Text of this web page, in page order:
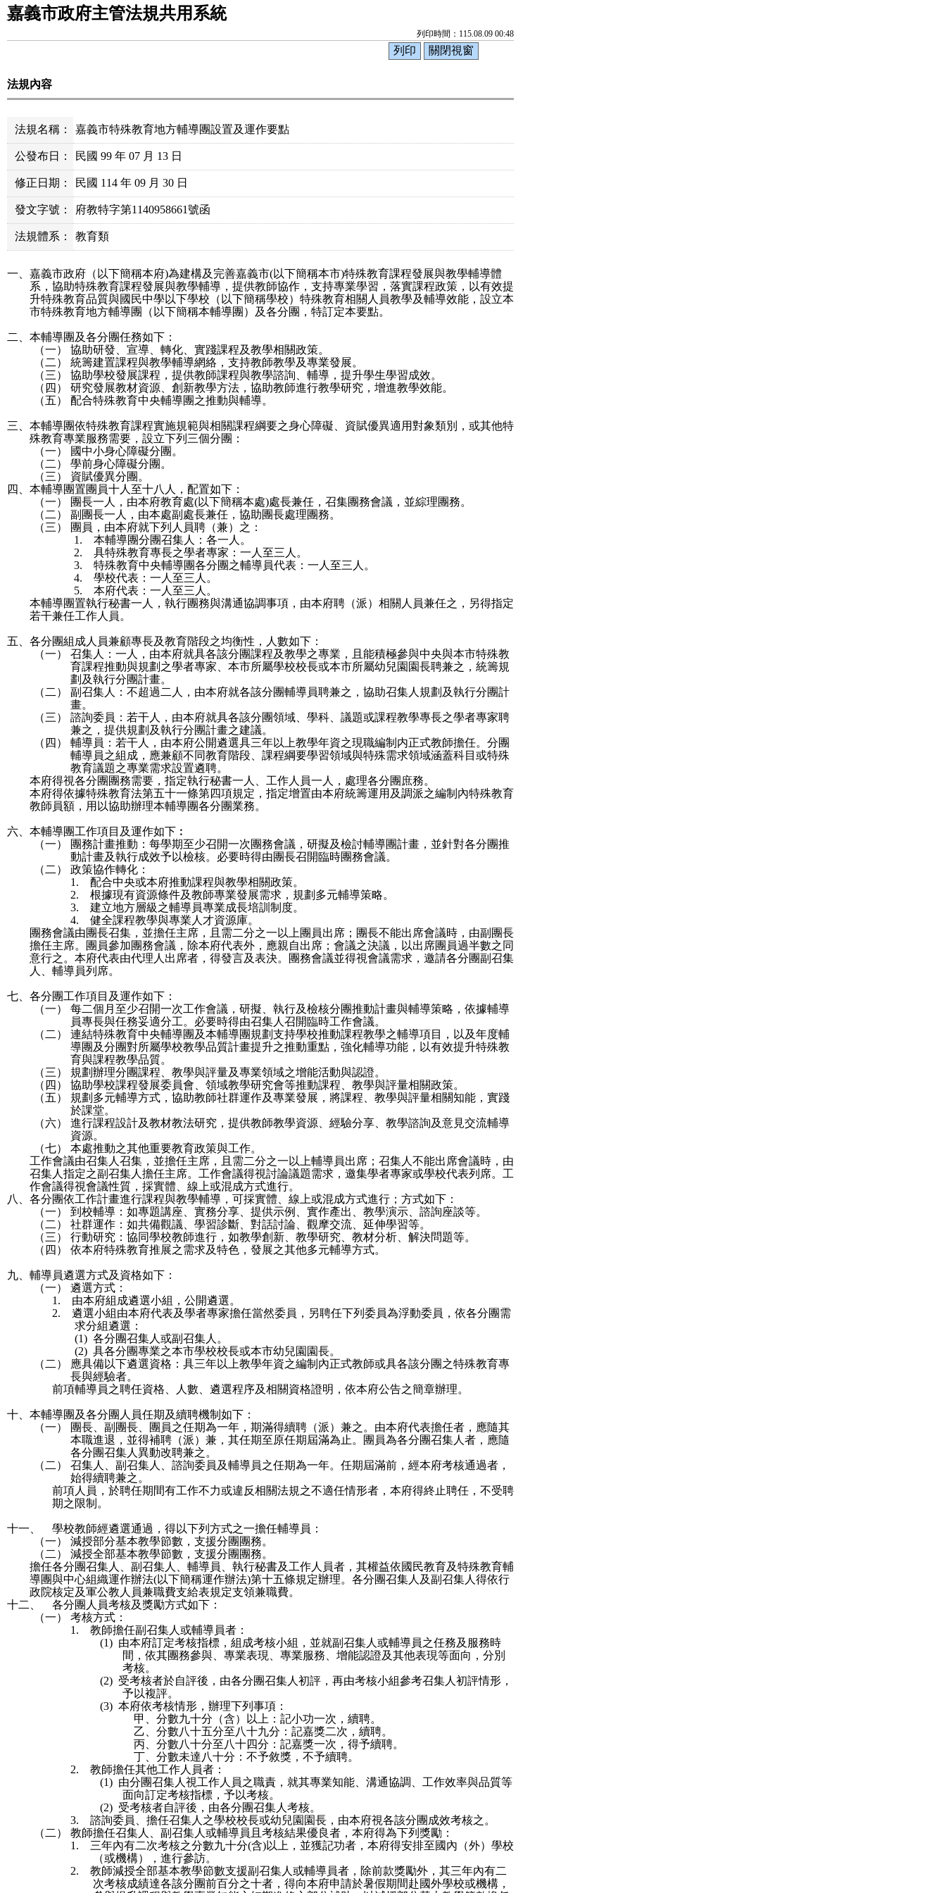
嘉義市政府主管法規共用系統
列印時間：115.08.09 00:48
法規內容
法規名稱： 嘉義市特殊教育地方輔導團設置及運作要點
公發布日： 民國 99 年 07 月 13 日
修正日期： 民國 114 年 09 月 30 日
發文字號： 府教特字第1140958661號函
法規體系： 教育類
一、 嘉義市政府（以下簡稱本府)為建構及完善嘉義市(以下簡稱本市)特殊教育課程發展與教學輔導體
系，協助特殊教育課程發展與教學輔導，提供教師協作，支持專業學習，落實課程政策，以有效提
升特殊教育品質與國民中學以下學校（以下簡稱學校）特殊教育相關人員教學及輔導效能，設立本
市特殊教育地方輔導團（以下簡稱本輔導團）及各分團，特訂定本要點。
二、 本輔導團及各分團任務如下：
（一） 協助研發、宣導、轉化、實踐課程及教學相關政策。
（二） 統籌建置課程與教學輔導網絡，支持教師教學及專業發展。
（三） 協助學校發展課程，提供教師課程與教學諮詢、輔導，提升學生學習成效。
（四） 研究發展教材資源、創新教學方法，協助教師進行教學研究，增進教學效能。
（五） 配合特殊教育中央輔導團之推動與輔導。
三、 本輔導團依特殊教育課程實施規範與相關課程綱要之身心障礙、資賦優異適用對象類別，或其他特
殊教育專業服務需要，設立下列三個分團：
（一）
國中小身心障礙分團。
（二） 學前身心障礙分團。
（三） 資賦優異分團。
四、 本輔導團置團員十人至十八人，配置如下：
（一）
團長一人，由本府教育處(以下簡稱本處)處長兼任，召集團務會議，並綜理團務。
（二） 副團長一人，由本處副處長兼任，協助團長處理團務。
（三）
團員，由本府就下列人員聘（兼）之：
1.
本輔導團分團召集人：各一人。
2.
具特殊教育專長之學者專家：一人至三人。
3.
特殊教育中央輔導團各分團之輔導員代表：一人至三人。
4.
學校代表：一人至三人。
5.
本府代表：一人至三人。
本輔導團置執行秘書一人，執行團務與溝通協調事項，由本府聘（派）相關人員兼任之，另得指定
若干兼任工作人員。
五、 各分團組成人員兼顧專長及教育階段之均衡性，人數如下：
（一） 召集人：一人，由本府就具各該分團課程及教學之專業，且能積極參與中央與本市特殊教
育課程推動與規劃之學者專家、本市所屬學校校長或本市所屬幼兒園園長聘兼之，統籌規
劃及執行分團計畫。
（二） 副召集人：不超過二人，由本府就各該分團輔導員聘兼之，協助召集人規劃及執行分團計
畫。
（三） 諮詢委員：若干人，由本府就具各該分團領域、學科、議題或課程教學專長之學者專家聘
兼之，提供規劃及執行分團計畫之建議。
（四） 輔導員：若干人，由本府公開遴選具三年以上教學年資之現職編制内正式教師擔任。分團
輔導員之組成，應兼顧不同教育階段、課程綱要學習領域與特殊需求領域涵蓋科目或特殊
教育議題之專業需求設置遴聘。
本府得視各分團團務需要，指定執行秘書一人、工作人員一人，處理各分團庶務。
本府得依據特殊教育法第五十一條第四項規定，指定增置由本府統籌運用及調派之編制內特殊教育
教師員額，用以協助辦理本輔導團各分團業務。
六、 本輔導團工作項目及運作如下︰
（一）
團務計畫推動：每學期至少召開一次團務會議，研擬及檢討輔導團計畫，並針對各分團推
動計畫及執行成效予以檢核。必要時得由團長召開臨時團務會議。
（二） 政策協作轉化：
1.
配合中央或本府推動課程與教學相關政策。
2.
根據現有資源條件及教師專業發展需求，規劃多元輔導策略。
3.
建立地方層級之輔導員專業成長培訓制度。
4.
健全課程教學與專業人才資源庫。
團務會議由團長召集，並擔任主席，且需二分之一以上團員出席；團長不能出席會議時，由副團長
擔任主席。團員參加團務會議，除本府代表外，應親自出席；會議之決議，以出席團員過半數之同
意行之。本府代表由代理人出席者，得發言及表決。團務會議並得視會議需求，邀請各分團副召集
人、輔導員列席。
七、 各分團工作項目及運作如下：
（一） 每二個月至少召開一次工作會議，研擬、執行及檢核分團推動計畫與輔導策略，依據輔導
員專長與任務妥適分工。必要時得由召集人召開臨時工作會議。
（二） 連結特殊教育中央輔導團及本輔導團規劃支持學校推動課程教學之輔導項目，以及年度輔
導團及分團對所屬學校教學品質計畫提升之推動重點，強化輔導功能，以有效提升特殊教
育與課程教學品質。
（三） 規劃辦理分團課程、教學與評量及專業領域之增能活動與認證。
（四） 協助學校課程發展委員會、領域教學研究會等推動課程、教學與評量相關政策。
（五） 規劃多元輔導方式，協助教師社群運作及專業發展，將課程、教學與評量相關知能，實踐
於課堂。
（六） 進行課程設計及教材教法研究，提供教師教學資源、經驗分享、教學諮詢及意見交流輔導
資源。
（七） 本處推動之其他重要教育政策與工作。
工作會議由召集人召集，並擔任主席，且需二分之一以上輔導員出席；召集人不能出席會議時，由
召集人指定之副召集人擔任主席。工作會議得視討論議題需求，邀集學者專家或學校代表列席。工
作會議得視會議性質，採實體、線上或混成方式進行。
八、 各分團依工作計畫進行課程與教學輔導，可採實體、線上或混成方式進行；方式如下：
（一） 到校輔導：如專題講座、實務分享、提供示例、實作產出、教學演示、諮詢座談等。
（二） 社群運作：如共備觀議、學習診斷、對話討論、觀摩交流、延伸學習等。
（三） 行動研究：協同學校教師進行，如教學創新、教學研究、教材分析、解決問題等。
（四） 依本府特殊教育推展之需求及特色，發展之其他多元輔導方式。
九、 輔導員遴選方式及資格如下：
（一） 遴選方式：
1.
由本府組成遴選小組，公開遴選。
2.
遴選小組由本府代表及學者專家擔任當然委員，另聘任下列委員為浮動委員，依各分團需
求分組遴選：
(1) 各分團召集人或副召集人。
(2) 具各分團專業之本市學校校長或本市幼兒園園長。
（二）
應具備以下遴選資格：具三年以上教學年資之編制內正式教師或具各該分團之特殊教育專
長與經驗者。
前項輔導員之聘任資格、人數、遴選程序及相關資格證明，依本府公告之簡章辦理。
十、 本輔導團及各分團人員任期及續聘機制如下：
（一）
團長、副團長、團員之任期為一年，期滿得續聘（派）兼之。由本府代表擔任者，應隨其
本職進退，並得補聘（派）兼，其任期至原任期屆滿為止。團員為各分團召集人者，應隨
各分團召集人異動改聘兼之。
（二） 召集人、副召集人、諮詢委員及輔導員之任期為一年。任期屆滿前，經本府考核通過者，
始得續聘兼之。
前項人員，於聘任期間有工作不力或違反相關法規之不適任情形者，本府得終止聘任，不受聘
期之限制。
十一、
學校教師經遴選通過，得以下列方式之一擔任輔導員：
（一） 減授部分基本教學節數，支援分團團務。
（二） 減授全部基本教學節數，支援分團團務。
擔任各分團召集人、副召集人、輔導員、執行秘書及工作人員者，其權益依國民教育及特殊教育輔
導團與中心組織運作辦法(以下簡稱運作辦法)第十五條規定辦理。各分團召集人及副召集人得依行
政院核定及軍公教人員兼職費支給表規定支領兼職費。
十二、
各分團人員考核及獎勵方式如下：
（一） 考核方式：
1.
教師擔任副召集人或輔導員者：
(1) 由本府訂定考核指標，組成考核小組，並就副召集人或輔導員之任務及服務時
間，依其團務參與、專業表現、專業服務、增能認證及其他表現等面向，分別
考核。
(2) 受考核者於自評後，由各分團召集人初評，再由考核小組參考召集人初評情形，
予以複評。
(3) 本府依考核情形，辦理下列事項：
甲、 分數九十分（含）以上：記小功一次，續聘。
乙、 分數八十五分至八十九分：記嘉獎二次，續聘。
丙、 分數八十分至八十四分：記嘉獎一次，得予續聘。
丁、 分數未達八十分：不予敘獎，不予續聘。
2.
教師擔任其他工作人員者：
(1) 由分團召集人視工作人員之職責，就其專業知能、溝通協調、工作效率與品質等
面向訂定考核指標，予以考核。
(2) 受考核者自評後，由各分團召集人考核。
3.
諮詢委員、擔任召集人之學校校長或幼兒園園長，由本府視各該分團成效考核之。
（二） 教師擔任召集人、副召集人或輔導員且考核結果優良者，本府得為下列獎勵：
1.
三年內有二次考核之分數九十分(含)以上，並獲記功者，本府得安排至國內（外）學校
（或機構），進行參訪。
2.
教師減授全部基本教學節數支援副召集人或輔導員者，除前款獎勵外，其三年內有二
次考核成績達各該分團前百分之十者，得向本府申請於暑假期間赴國外學校或機構，